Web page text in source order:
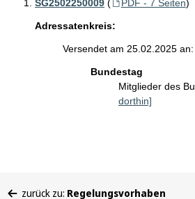
SG2502250009 ( PDF - 7 Seiten)
Adressatenkreis:
Versendet am 25.02.2025 an:
Bundestag
Mitglieder des
dorthin]
zurück zu: Regelungsvorhaben